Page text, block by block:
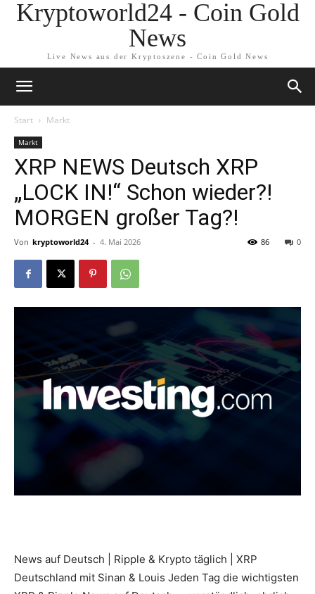
Kryptoworld24 - Coin Gold
News
Live News aus der Kryptoszene - Coin Gold News
Start Markt
Markt
XRP NEWS Deutsch XRP
„LOCK IN!“ Schon wieder?!
MORGEN großer Tag?!
Von kryptoworld24 - 4. Mai 2026 0
86
News auf Deutsch | Ripple & Krypto täglich | XRP
Deutschland mit Sinan & Louis Jeden Tag die wichtigsten